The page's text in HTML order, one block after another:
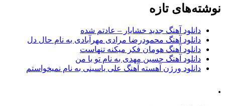
نوشته‌های تازه
دانلود آهنگ جدید خشایار – عادتم شده
دانلود آهنگ محمودرضا مرادی مهرآبادی به نام حال دل
دانلود آهنگ هومان فکر میکنه تنهاست
دانلود آهنگ حسین مهدی به نام تو با من
دانلود ورژن آهسته آهنگ علی یاسینی به نام نمیخواستم
.